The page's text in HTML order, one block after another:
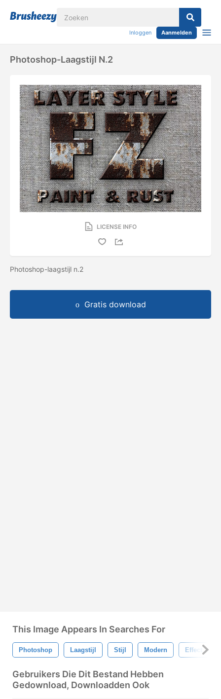
Inloggen Aanmelden
Photoshop-Laagstijl N.2
LICENSE INFO
Photoshop-laagstijl n.2
Gratis download
This Image Appears In Searches For
Photoshop Laagstijl Stijl Modern Effect
Gebruikers Die Dit Bestand Hebben
Gedownload, Downloadden Ook